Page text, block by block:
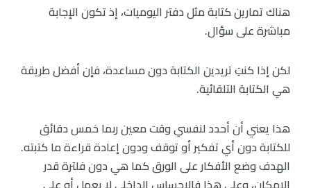
هناك تمارين كتابة مثل دفتر اليوميات، إذ تكون الإجابة
مباشرة على سؤال.
لكن إذا كنتِ تريدين الكتابة دون مساعدة، فإن أفضل طريقة
هي الكتابة التلقائية.
هذا يعني أن أحدد لنفسي وقت معين ربما خمس دقائق
للكتابة دون أي تفكير أو توقف ودون إعادة قراءة ما كتبته.
الهدف وضع الأفكار على الورق كما هي دون فلترة قدر